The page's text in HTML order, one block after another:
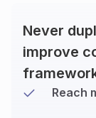
Never
improve
Reach